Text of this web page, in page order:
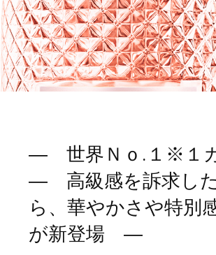
― 世界Ｎｏ.１※１
― 高級感を訴求し
ら、華やかさや特別
が新登場 ―